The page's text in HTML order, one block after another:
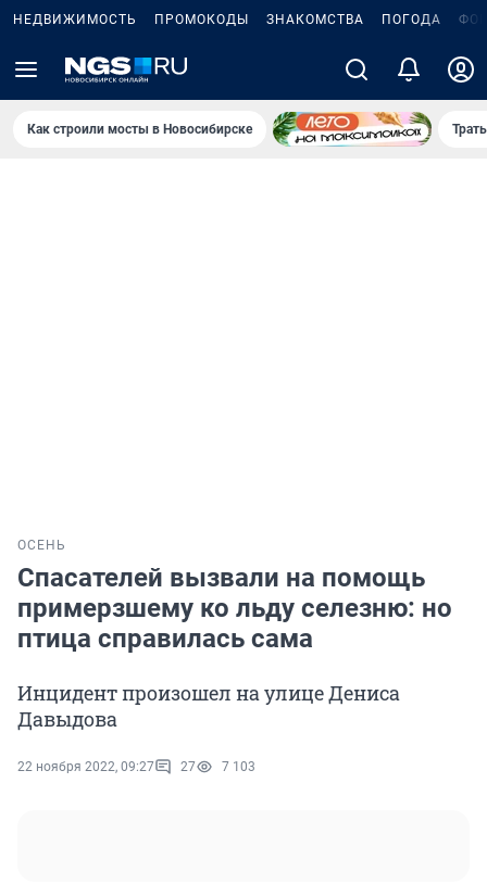
НЕДВИЖИМОСТЬ ПРОМОКОДЫ ЗНАКОМСТВА ПОГОДА
Как строили мосты в Новосибирске
ОСЕНЬ
Спасателей вызвали на помощь
примерзшему ко льду селезню: но
птица справилась сама
Инцидент произошел на улице Дениса
Давыдова
22 ноября 2022, 09:27 27 7 103